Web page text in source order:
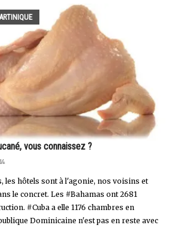
vous connaissez ?
les hôtels sont à l'agonie, nos voisins et
le concret. Les #Bahamas ont 2681
#Cuba a elle 1176 chambres en
Dominicaine n'est pas en reste avec